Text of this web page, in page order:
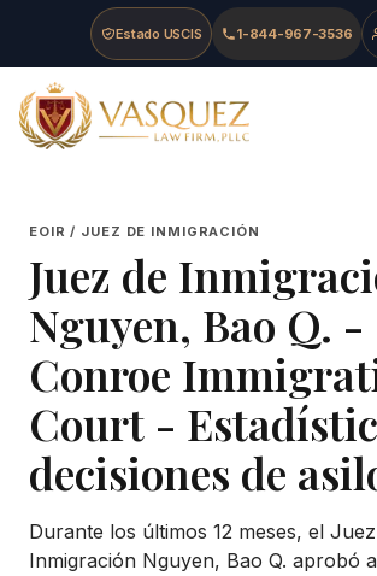
Skip to main content
Skip to navigation
Skip to footer
Estado USCIS 1-844-967-3536
Vasquez Law Firm - Home
EOIR / JUEZ DE INMIGRACIÓN
Juez de
Nguyen, Bao Q. -
Conroe
Court -
decisiones de
Durante los últimos 12 meses, el
Inmigración Nguyen, Bao Q. aprobó